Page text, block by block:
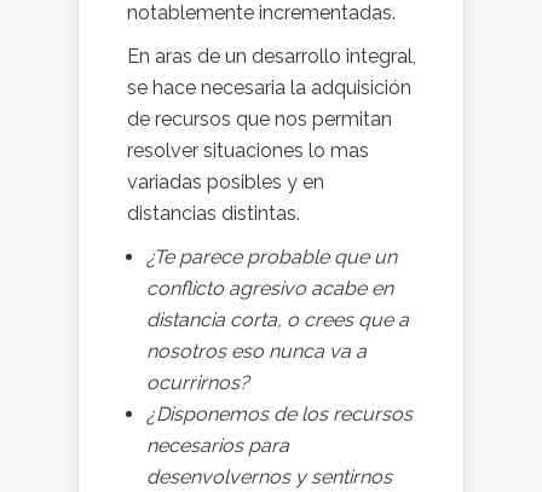
notablemente incrementadas.
En aras de un desarrollo integral,
se hace necesaria la adquisición
de recursos que nos permitan
resolver situaciones lo mas
variadas posibles y en
distancias distintas.
¿Te parece probable que un
conflicto agresivo acabe en
distancia corta, o crees que a
nosotros eso nunca va a
ocurrirnos?
¿Disponemos de los recursos
necesarios para
desenvolvernos y sentirnos